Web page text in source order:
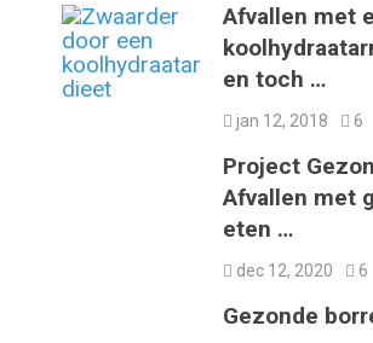
Afvallen met
en toch …
jan 12, 2018 6
Project
Afvallen met
eten …
dec 12, 2020 6
Gezonde